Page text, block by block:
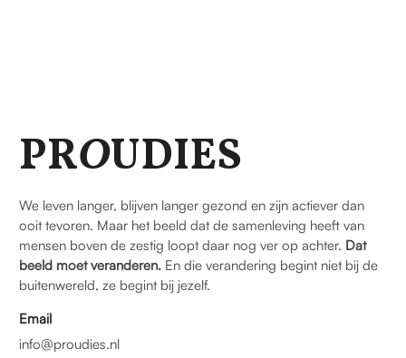
PROUDIES
We leven langer, blijven langer gezond en zijn actiever dan
ooit tevoren. Maar het beeld dat de samenleving heeft van
mensen boven de zestig loopt daar nog ver op achter. Dat
beeld moet veranderen. En die verandering begint niet bij de
buitenwereld, ze begint bij jezelf.
Email
info@proudies.nl